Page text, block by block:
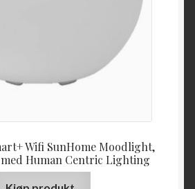
Wifi SunHome Moodlight,
Human Centric Lighting